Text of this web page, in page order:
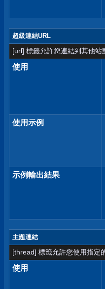
超級連結URL
[url] 標籤允許您連結到其他
使用
使用示例
示例輸出結果
主題連結
[thread] 標籤允許您使用指定
使用